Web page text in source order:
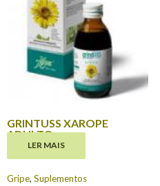
GRINTUSS XAROPE
ADULTO
10.95
LER MAIS
Gripe, Suplementos